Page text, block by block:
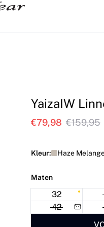
YaizaIW
€79,98 €159,95
Kleur: Haze
Maten
32
42